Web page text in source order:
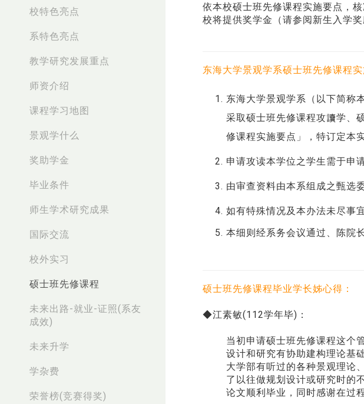
校特色亮点
系特色亮点
教学研究发展重点
师资介绍
课程学习地图
景观学什么
奖助学金
毕业条件
师生学术研究成果
国际交流
校外实习
硕士班先修课程
未来出路-就业-证照(系友
成效)
未来升学
学杂费
荣誉榜(竞赛得奖)
依本校硕士班先修课程实施要点，
校将提供奖学金（请参阅新生入学
东海大学景观学系硕士班先修课程
东海大学景观学系（以下简称
采取硕士班先修课程攻讀学、
修课程实施要点」，特订定本
申请攻读本学位之学生需于申
由审查资料由本系组成之甄选
如有特殊情况及本办法未尽事
本细则经系务会议通过、陈院
硕士班先修课程毕业学长姊心得：
◆江素敏(112学年毕)：
当初申请硕士班先修课程这个
设计和研究有协助建构理论基
大学部有听过的各种景观理论
了以往做规划设计或研究时的
论文顺利毕业，同时感谢在过